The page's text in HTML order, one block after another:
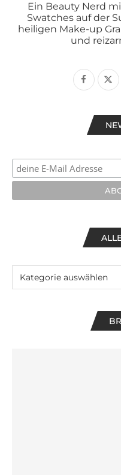
Ein Beauty Nerd
Swatches auf der
heiligen Make-up
und